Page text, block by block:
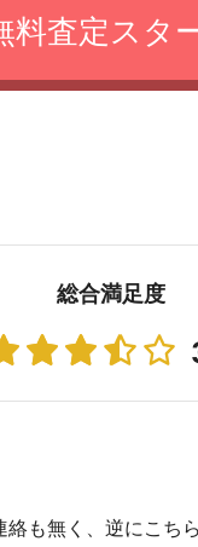
料査定スタ
総合満足度
も無く、逆にこち